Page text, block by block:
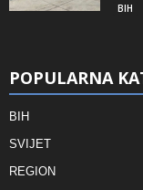
BIH
POPULARNA
BIH
SVIJET
REGION